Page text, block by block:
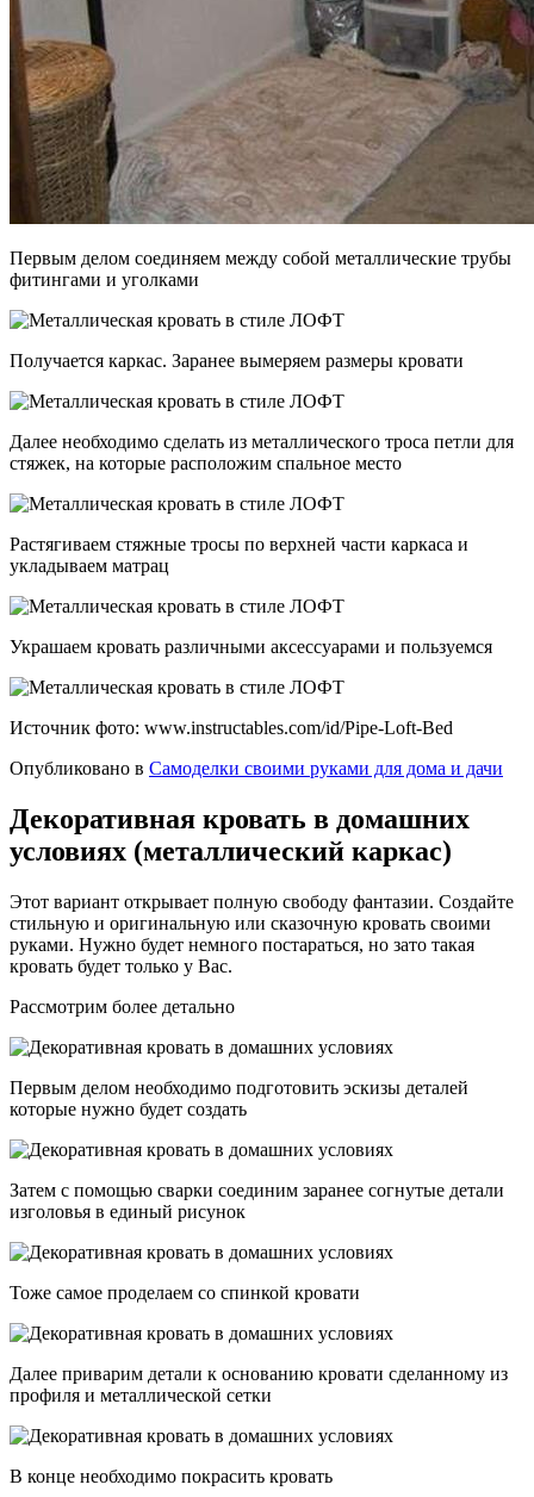
Первым делом соединяем между собой металлические трубы
фитингами и уголками
Получается каркас. Заранее вымеряем размеры кровати
Далее необходимо сделать из металлического троса петли для
стяжек, на которые расположим спальное место
Растягиваем стяжные тросы по верхней части каркаса и
укладываем матрац
Украшаем кровать различными аксессуарами и пользуемся
Источник фото: www.instructables.com/id/Pipe-Loft-Bed
Опубликовано в Самоделки своими руками для дома и дачи
Декоративная кровать в домашних
условиях (металлический каркас)
Этот вариант открывает полную свободу фантазии. Создайте
стильную и оригинальную или сказочную кровать своими
руками. Нужно будет немного постараться, но зато такая
кровать будет только у Вас.
Рассмотрим более детально
Первым делом необходимо подготовить эскизы деталей
которые нужно будет создать
Затем с помощью сварки соединим заранее согнутые детали
изголовья в единый рисунок
Тоже самое проделаем со спинкой кровати
Далее приварим детали к основанию кровати сделанному из
профиля и металлической сетки
В конце необходимо покрасить кровать